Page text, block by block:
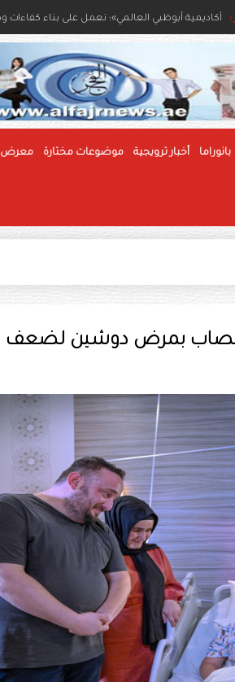
:
سعود الحجيلان: السادس من أغسطس أرسى دعائم
بانوراما أخبار ترويجية موضوعات مختارة معرض
مصاب بمرض دوشين لضعف
التنمية
الإمارات